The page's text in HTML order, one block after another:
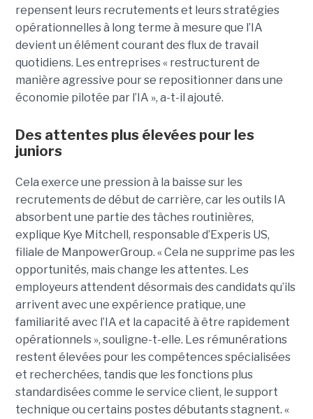
repensent leurs recrutements et leurs stratégies
opérationnelles à long terme à mesure que l’IA
devient un élément courant des flux de travail
quotidiens. Les entreprises « restructurent de
manière agressive pour se repositionner dans une
économie pilotée par l’IA », a-t-il ajouté.
Des attentes plus élevées pour les
juniors
Cela exerce une pression à la baisse sur les
recrutements de début de carrière, car les outils IA
absorbent une partie des tâches routinières,
explique Kye Mitchell, responsable d’Experis US,
filiale de ManpowerGroup. « Cela ne supprime pas les
opportunités, mais change les attentes. Les
employeurs attendent désormais des candidats qu’ils
arrivent avec une expérience pratique, une
familiarité avec l’IA et la capacité à être rapidement
opérationnels », souligne-t-elle. Les rémunérations
restent élevées pour les compétences spécialisées
et recherchées, tandis que les fonctions plus
standardisées comme le service client, le support
technique ou certains postes débutants stagnent. «